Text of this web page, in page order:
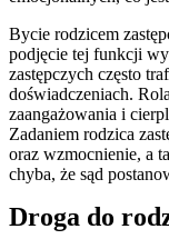
Bycie rodzicem
podjęcie tej funkcji
zastępczych często
doświadczeniach.
zaangażowania i
Zadaniem rodzica
oraz wzmocnienie, a
chyba, że sąd
Droga do